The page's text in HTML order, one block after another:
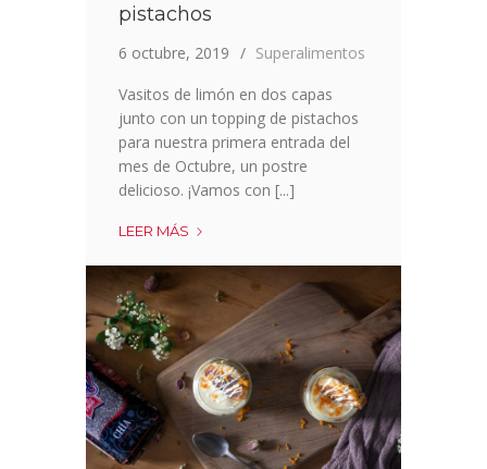
pistachos
6 octubre, 2019
Superalimentos
Vasitos de limón en dos capas
junto con un topping de pistachos
para nuestra primera entrada del
mes de Octubre, un postre
delicioso. ¡Vamos con [...]
LEER MÁS
LIMÓN
CON
PISTACHOS